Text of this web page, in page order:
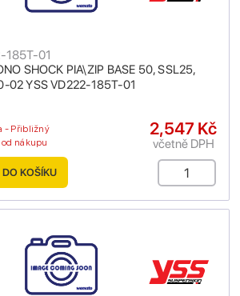
SHOCK PIA\ZIP BASE 50, SSL25,
02 YSS VD222-185T-01
185T-01
- Přibližný
nákupu
2,547 Kč
včetně DPH
DO KOŠÍKU